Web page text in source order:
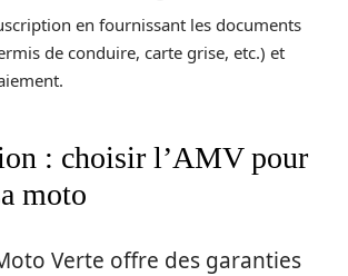
en fournissant les documents
de conduire, carte grise, etc.) et
: choisir l’AMV pour
moto
Verte offre des garanties